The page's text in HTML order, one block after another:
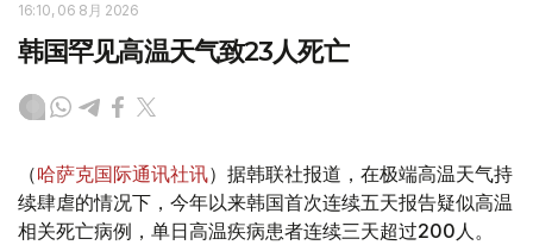
16:10, 06 8月 2026
韩国罕见高温天气致23人死亡
（哈萨克国际通讯社讯）据韩联社报道，在极端高温天气持
续肆虐的情况下，今年以来韩国首次连续五天报告疑似高温
相关死亡病例，单日高温疾病患者连续三天超过200人。